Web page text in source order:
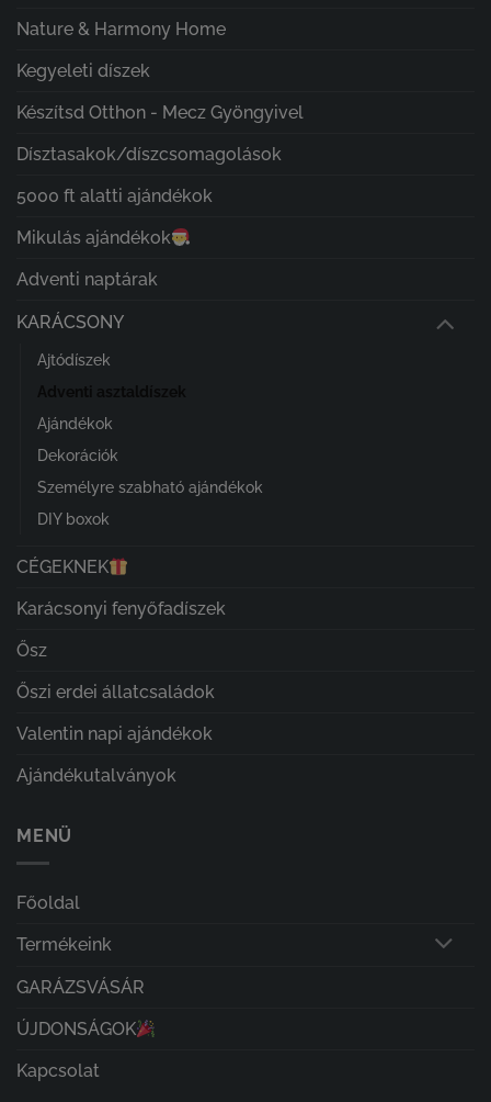
Nature & Harmony Home
Kegyeleti díszek
Készítsd Otthon - Mecz Gyöngyivel
Dísztasakok/díszcsomagolások
5000 ft alatti ajándékok
Mikulás ajándékok
Adventi naptárak
KARÁCSONY
Ajtódíszek
Ajándékok
Dekorációk
Személyre szabható ajándékok
DIY boxok
CÉGEKNEK
Karácsonyi fenyőfadíszek
Ősz
Őszi erdei állatcsaládok
Valentin napi ajándékok
Ajándékutalványok
MENÜ
Főoldal
Termékeink
GARÁZSVÁSÁR
ÚJDONSÁGOK
Kapcsolat